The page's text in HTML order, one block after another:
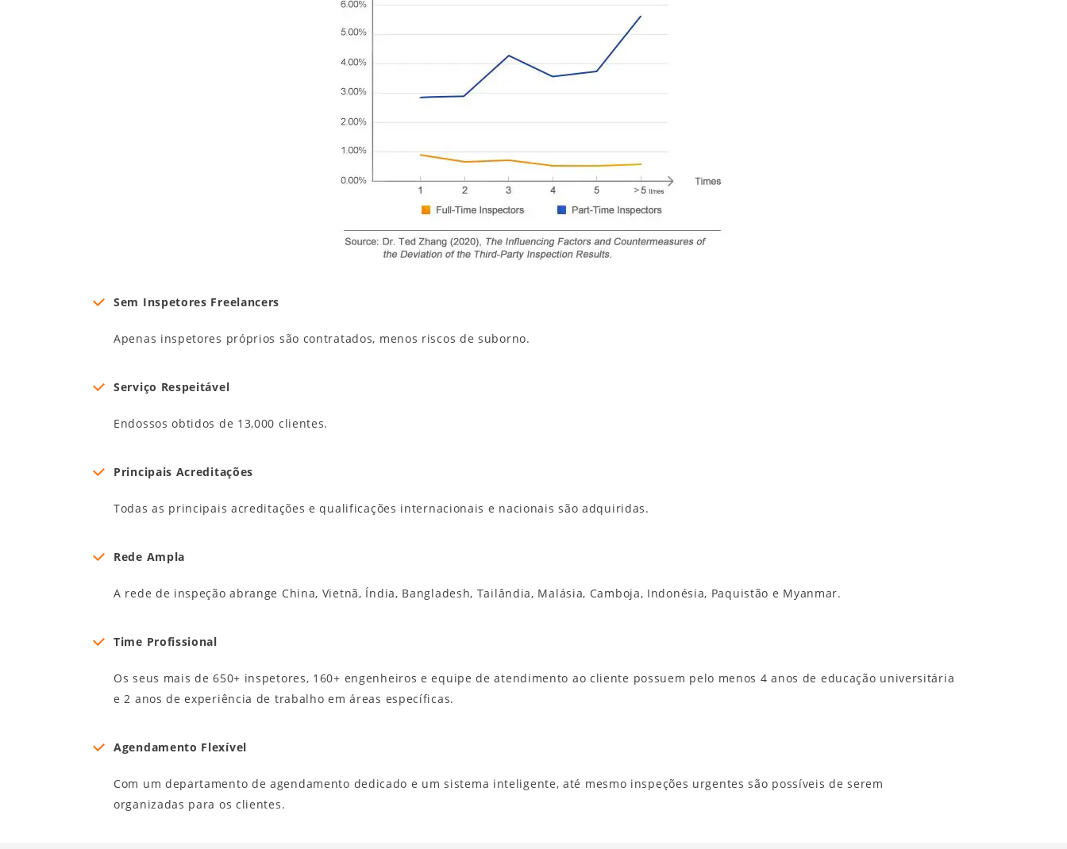
Sem Inspetores Freelancers
Apenas inspetores próprios são contratados, menos riscos de suborno.
Serviço Respeitável
Endossos obtidos de 13,000 clientes.
Principais Acreditações
Todas as principais acreditações e qualificações internacionais e nacionais são adquiridas.
Rede Ampla
A rede de inspeção abrange China, Vietnã, Índia, Bangladesh, Tailândia, Malásia, Camboja, Indonésia, Paquistão e Myanmar.
Time Profissional
Os seus mais de 650+ inspetores, 160+ engenheiros e equipe de atendimento ao cliente possuem pelo menos 4 anos de educação universitária
e 2 anos de experiência de trabalho em áreas específicas.
Agendamento Flexível
Com um departamento de agendamento dedicado e um sistema inteligente, até mesmo inspeções urgentes são possíveis de serem
organizadas para os clientes.